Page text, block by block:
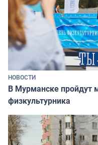
НОВОСТИ
В Мурманске пройдут
физкультурника